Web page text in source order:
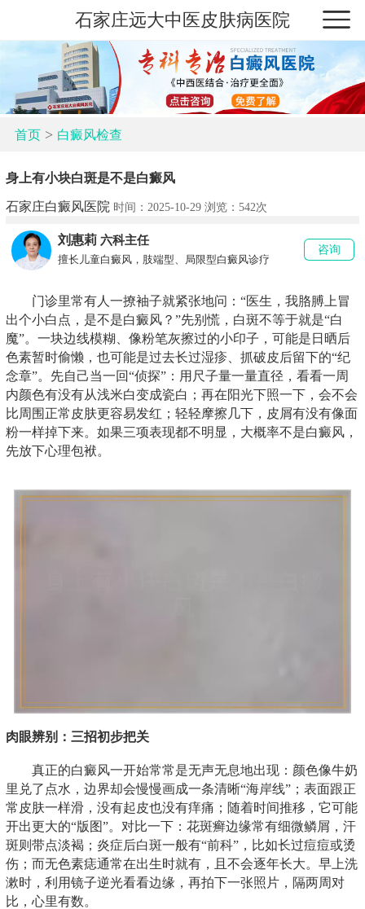
石家庄远大中医皮肤病医院
首页> 白癜风检查
身上有小块白斑是不是白癜风
石家庄白癜风医院 时间：2025-10-29 浏览： 542次
刘惠莉 六科主任
擅长儿童白癜风，肢端型、局限型白癜风诊疗
咨询
门诊里常有人一撩袖子就紧张地问：“医生，我胳膊上冒
出个小白点，是不是白癜风？”先别慌，白斑不等于就是“白
魔”。一块边线模糊、像粉笔灰擦过的小印子，可能是日晒后
色素暂时偷懒，也可能是过去长过湿疹、抓破皮后留下的“纪
念章”。先自己当一回“侦探”：用尺子量一量直径，看看一周
内颜色有没有从浅米白变成瓷白；再在阳光下照一下，会不会
比周围正常皮肤更容易发红；轻轻摩擦几下，皮屑有没有像面
粉一样掉下来。如果三项表现都不明显，大概率不是白癜风，
先放下心理包袱。
肉眼辨别：三招初步把关
真正的白癜风一开始常常是无声无息地出现：颜色像牛奶
里兑了点水，边界却会慢慢画成一条清晰“海岸线”；表面跟正
常皮肤一样滑，没有起皮也没有痒痛；随着时间推移，它可能
开出更大的“版图”。对比一下：花斑癣边缘常有细微鳞屑，汗
斑则带点淡褐；炎症后白斑一般有“前科”，比如长过痘痘或烫
伤；而无色素痣通常在出生时就有，且不会逐年长大。早上洗
漱时，利用镜子逆光看看边缘，再拍下一张照片，隔两周对
比，心里有数。